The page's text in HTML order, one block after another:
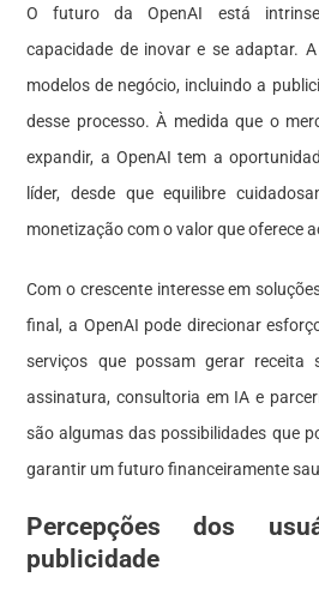
O futuro da OpenAI está
capacidade de inovar e se adaptar.
modelos de negócio, incluindo a
desse processo. À medida que o
expandir, a OpenAI tem a
líder, desde que equilibre
monetização com o valor que oferece
Com o crescente interesse em
final, a OpenAI pode direcionar
serviços que possam gerar receita
assinatura, consultoria em IA e
são algumas das possibilidades que
garantir um futuro financeiramente
Percepções dos
publicidade